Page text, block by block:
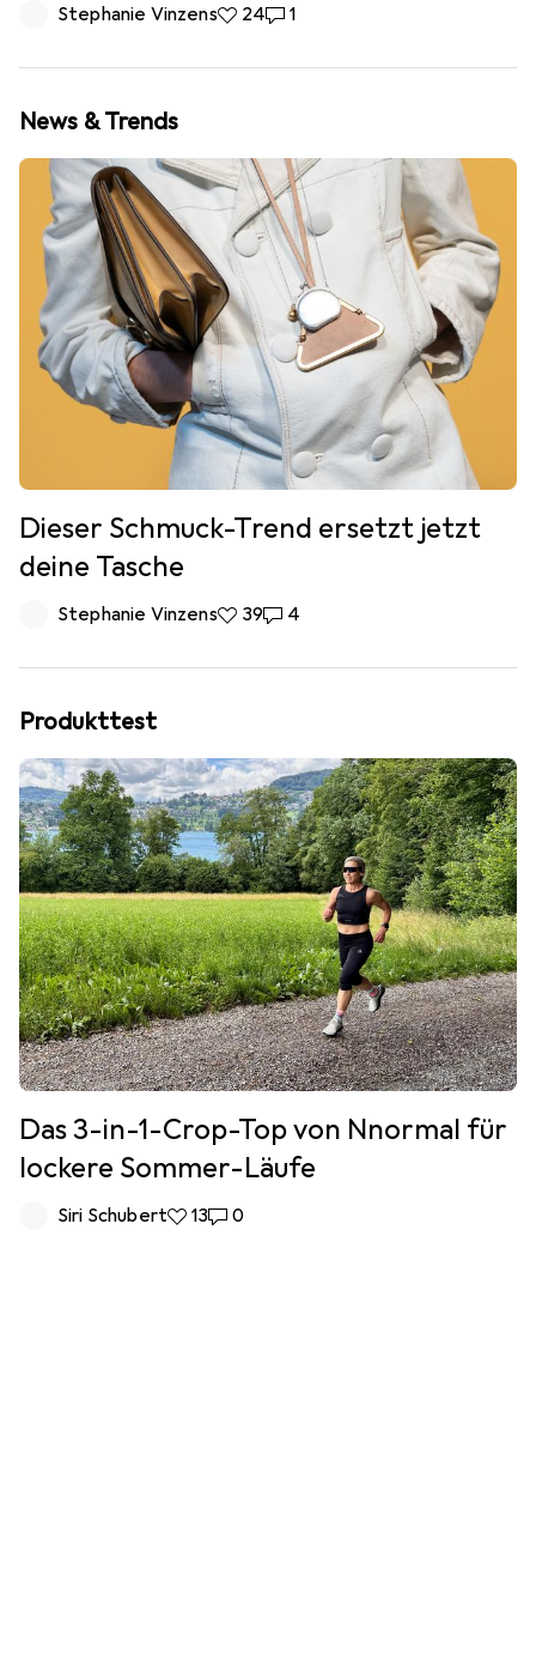
Stephanie Vinzens24 Likes
241 Kommentar
1
News & Trends
Dieser Schmuck-Trend ersetzt jetzt
deine Tasche
Stephanie Vinzens39 Likes
394 Kommentare
4
Produkttest
Das 3-in-1-Crop-Top von Nnormal für
lockere Sommer-Läufe
Siri Schubert13 Likes
130 Kommentare
0